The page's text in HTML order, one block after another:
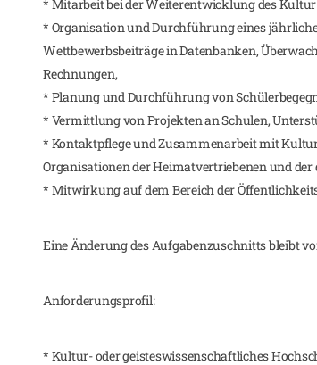
* Mitarbeit bei der Weiterentwicklung des
* Organisation und Durchführung eines
Wettbewerbsbeiträge in Datenbanken,
Rechnungen,
* Planung und Durchführung von
* Vermittlung von Projekten an Schulen,
* Kontaktpflege und Zusammenarbeit mit
Organisationen der Heimatvertriebenen und
* Mitwirkung auf dem Bereich der
Eine Änderung des Aufgabenzuschnitts bleibt
Anforderungsprofil:
* Kultur- oder geisteswissenschaftliches